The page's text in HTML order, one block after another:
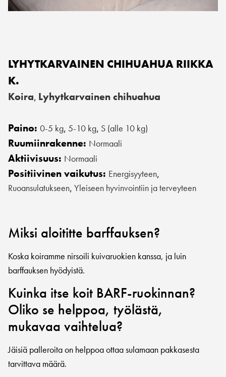
LYHYTKARVAINEN CHIHUAHUA RIIKKA
K.
Koira, Lyhytkarvainen chihuahua
Paino: 0-5 kg, 5-10 kg, S (alle 10 kg)
Ruumiinrakenne: Normaali
Aktiivisuus: Normaali
Positiivinen vaikutus: Energisyyteen,
Ruoansulatukseen, Yleiseen hyvinvointiin ja terveyteen
Miksi aloititte barffauksen?
Koska koiramme nirsoili kuivaruokien kanssa, ja luin
barffauksen hyödyistä.
Kuinka itse koit BARF-ruokinnan?
Oliko se helppoa, työlästä,
mukavaa vaihtelua?
Jäisiä palleroita on helppoa ottaa sulamaan pakkasesta
tarvittava määrä.